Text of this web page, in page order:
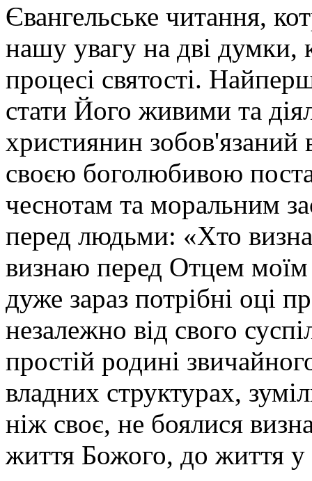
Євангельське читання,
нашу увагу на дві думки,
процесі святості.
стати Його живими та
християнин
своєю боголюбивою
чеснотам та моральним
перед людьми: «Хто
визнаю перед Отцем
дуже зараз потрібні оці
незалежно від свого
простій родині
владних структурах,
ніж своє, не боялися
життя Божого, до життя у